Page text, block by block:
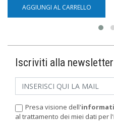
AGGIUNGI AL CARRELLO
Iscriviti alla
Presa visione dell'
al trattamento dei miei dati per